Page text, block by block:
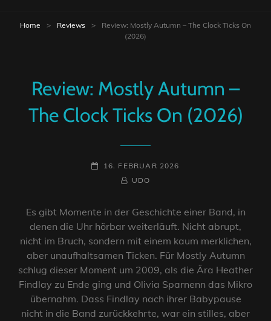
Home > Reviews >
Review: Mostly Autumn – The Clock Ticks On
(2026)
Review: Mostly Autumn –
The Clock Ticks On (2026)
POSTED-
16. FEBRUAR 2026
BY
BYLINE
UDO
Es gibt Momente in der Geschichte einer Band, in
denen die Uhr hörbar weiterläuft. Nicht abrupt,
nicht im Bruch, sondern mit einem kaum merklichen,
aber unaufhaltsamen Ticken. Für Mostly Autumn
schlug dieser Moment um 2009, als die Ära Heather
Findlay zu Ende ging und Olivia Sparnenn das Mikro
übernahm. Dass Findlay nach ihrer Babypause
nicht in die Band zurückkehrte, war ein stilles, aber